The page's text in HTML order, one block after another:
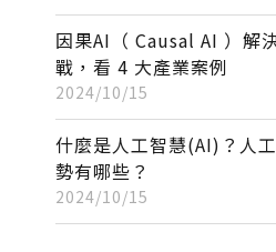
因果AI（ Causal AI ）解
戰，看 4 大產業案例
2024/10/15
什麼是人工智慧(AI)？人
勢有哪些？
2024/10/15